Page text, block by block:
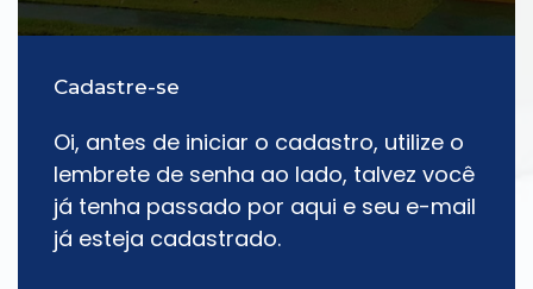
Cadastre-se
Oi, antes de iniciar o cadastro, utilize o
lembrete de senha ao lado, talvez você
já tenha passado por aqui e seu e-mail
já esteja cadastrado.